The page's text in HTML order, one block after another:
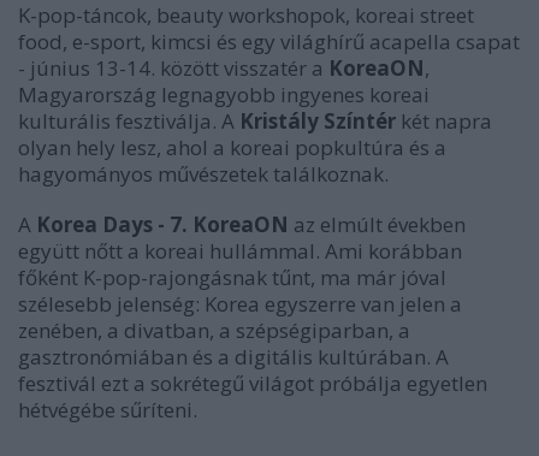
K-pop-táncok, beauty workshopok, koreai street
food, e-sport, kimcsi és egy világhírű acapella csapat
- június 13-14. között visszatér a KoreaON,
Magyarország legnagyobb ingyenes koreai
kulturális fesztiválja. A Kristály Színtér két napra
olyan hely lesz, ahol a koreai popkultúra és a
hagyományos művészetek találkoznak.
A Korea Days - 7. KoreaON az elmúlt években
együtt nőtt a koreai hullámmal. Ami korábban
főként K-pop-rajongásnak tűnt, ma már jóval
szélesebb jelenség: Korea egyszerre van jelen a
zenében, a divatban, a szépségiparban, a
gasztronómiában és a digitális kultúrában. A
fesztivál ezt a sokrétegű világot próbálja egyetlen
hétvégébe sűríteni.